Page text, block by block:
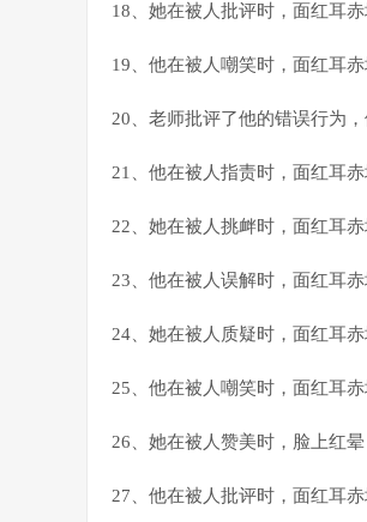
18、她在被人批评时，面红耳赤
19、他在被人嘲笑时，面红耳赤
20、老师批评了他的错误行为，
21、他在被人指责时，面红耳赤
22、她在被人挑衅时，面红耳赤
23、他在被人误解时，面红耳赤
24、她在被人质疑时，面红耳赤
25、他在被人嘲笑时，面红耳赤
26、她在被人赞美时，脸上红晕
27、他在被人批评时，面红耳赤